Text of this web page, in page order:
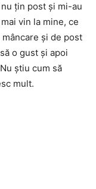
ţin post şi mi-au
vin la mine, ce
mâncare şi de post
o gust şi apoi
ştiu cum să
mult.